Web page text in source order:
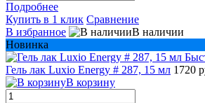
Подробнее
Купить в 1 клик Сравнение
В избранное
В наличии
Новинка
Гель лак Luxio Energy # 287, 15 мл 1720
В корзину